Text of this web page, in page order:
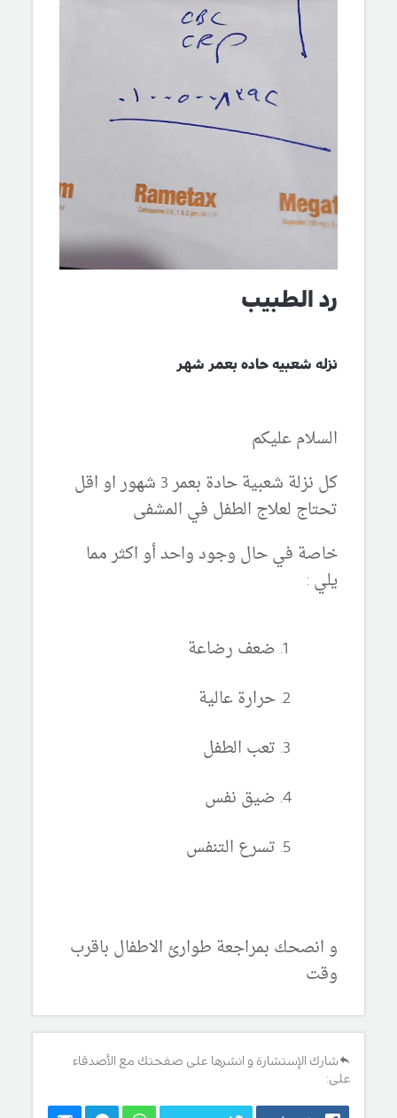
رد الطبيب
نزله شعبيه حاده بعمر شهر
السلام عليكم
كل نزلة شعبية حادة بعمر 3 شهور او اقل
تحتاج لعلاج الطفل في المشفى
خاصة في حال وجود واحد أو اكثر مما
يلي :
ضعف رضاعة
حرارة عالية
تعب الطفل
ضيق نفس
تسرع التنفس
و انصحك بمراجعة طوارئ الاطفال باقرب
وقت
شارك الإستشارة و انشرها على صفحتك مع الأصدقاء
على: